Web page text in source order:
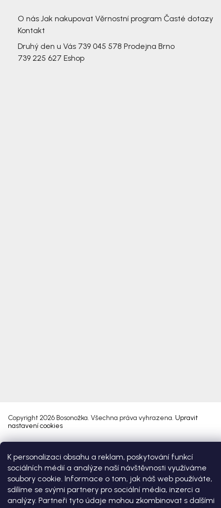
K personalizaci obsahu a reklam, poskytování funkcí
sociálních médií a analýze naší návštěvnosti využíváme
soubory cookie. Informace o tom, jak náš web používáte,
sdílíme se svými partnery pro sociální média, inzerci a
analýzy. Partneři tyto údaje mohou zkombinovat s dalšími
O nás Jak nakupovat Věrnostní program Časté dotazy
Kontakt
Druhý den u Vás 739 045 578 Prodejna Brno
739 225 627 Eshop
Copyright 2026 Bosonožka. Všechna práva vyhrazena. Upravit
nastavení cookies